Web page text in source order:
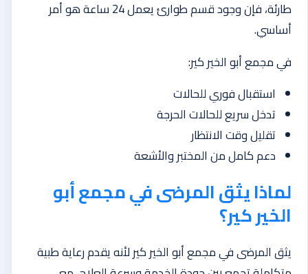
طارئة، فإن وجود قسم طوارئ يعمل 24 ساعة هو أمر
أساسي.
في مجمع أبو الخير كير:
استقبال فوري للحالات
تدخل سريع للحالات الحرجة
تقليل وقت الانتظار
دعم كامل من المختبر والأشعة
لماذا يثق المرضى في مجمع أبو
الخير كير؟
يثق المرضى في مجمع أبو الخير كير لأنه يقدم رعاية طبية